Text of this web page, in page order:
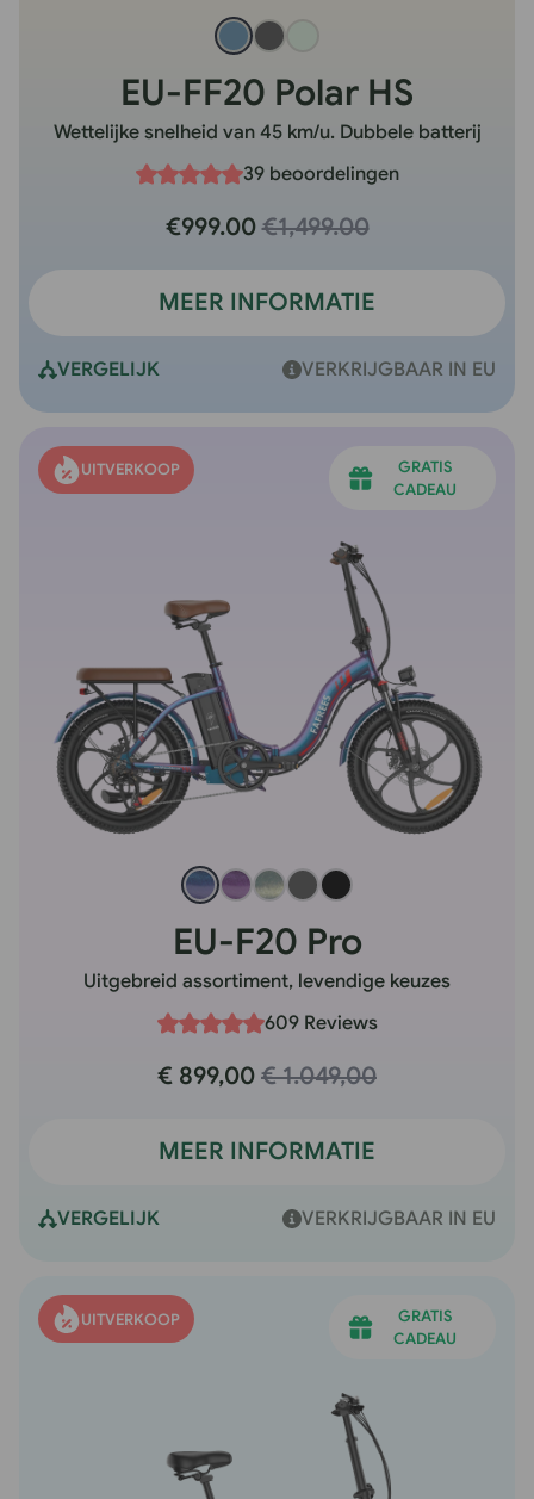
EU-FF20 Polar HS
Wettelijke snelheid van 45 km/u. Dubbele batterij
39 beoordelingen
€999.00 €1,499.00
MEER INFORMATIE
VERGELIJK VERKRIJGBAAR IN EU
UITVERKOOP
GRATIS
CADEAU
EU-F20 Pro
Uitgebreid assortiment, levendige keuzes
609 Reviews
€ 899,00 € 1.049,00
MEER INFORMATIE
VERGELIJK VERKRIJGBAAR IN EU
UITVERKOOP
GRATIS
CADEAU